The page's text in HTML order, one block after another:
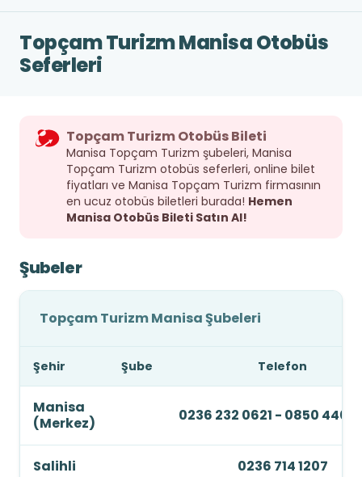
Topçam Turizm Manisa Otobüs
Seferleri
Topçam Turizm Otobüs Bileti
Manisa Topçam Turizm şubeleri, Manisa
Topçam Turizm otobüs seferleri, online bilet
fiyatları ve Manisa Topçam Turizm firmasının
en ucuz otobüs biletleri burada! Hemen
Manisa Otobüs Bileti Satın Al!
Şubeler
Topçam Turizm Manisa Şubeleri
Şehir Şube Telefon
Manisa
(Merkez)
0236 232 0621 - 0850 440
Salihli 0236 714 1207